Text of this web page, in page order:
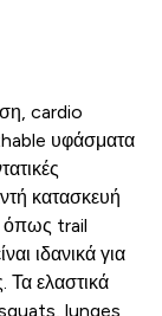
cardio
υφάσματα
κατασκευή
όπως trail
ιδανικά για
ελαστικά
squats, lunges